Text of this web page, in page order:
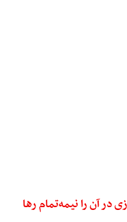
در آن را نیمه‌تمام رها